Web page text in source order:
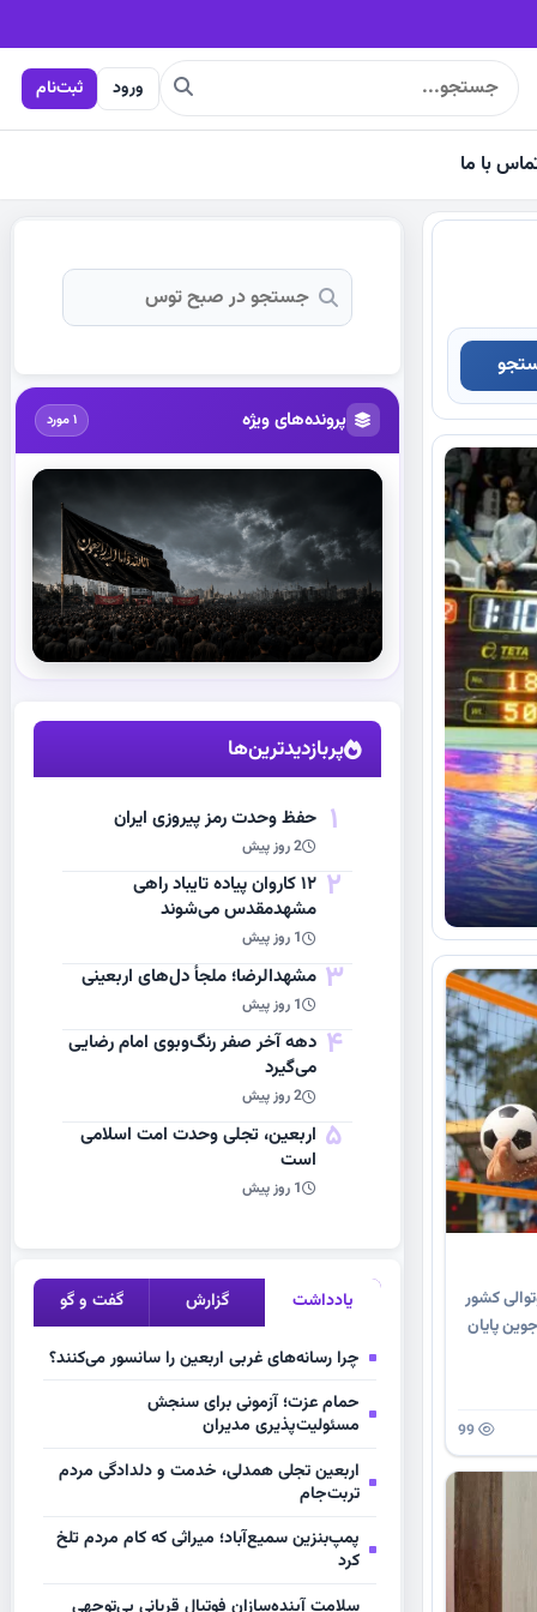
ورود ثبت‌نام
با ما
کشور
پایان
99
پرونده‌های ویژه 1 مورد
مشاهده اخبار
پربازدیدترین‌ها
1 حفظ وحدت رمز پیروزی ایران
2 روز پیش
2
۱۲ کاروان پیاده تایباد راهی
مشهدمقدس می‌شوند
1 روز پیش
3 مشهد‌الرضا؛ ملجأ دل‌های اربعینی
1 روز پیش
4 دهه آخر صفر رنگ‌وبوی امام رضایی
می‌گیرد
2 روز پیش
5 اربعین، تجلی وحدت امت اسلامی
است
1 روز پیش
یادداشت گزارش گفت و گو
چرا رسانه‌های غربی اربعین را سانسور می‌کنند؟
حمام عزت؛ آزمونی برای سنجش
مسئولیت‌پذیری مدیران
اربعین تجلی همدلی، خدمت و دلدادگی مردم
تربت‌جام
پمپ‌بنزین سمیع‌آباد؛ میراثی که کام مردم تلخ
کرد
سلامت آینده‌سازان فوتبال قربانی بی‌توجهی